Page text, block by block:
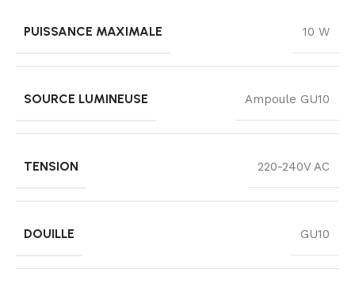
PUISSANCE MAXIMALE 10 W
SOURCE LUMINEUSE Ampoule GU10
TENSION 220-240V AC
DOUILLE GU10